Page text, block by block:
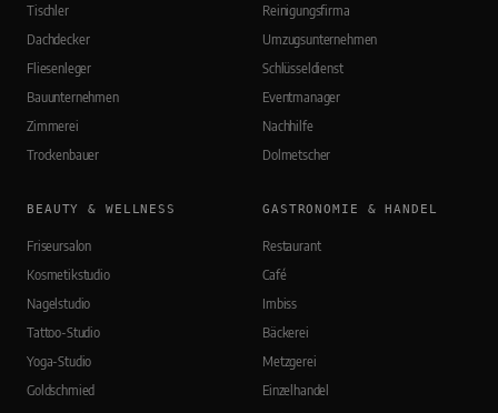
Tischler
Dachdecker
Fliesenleger
Bauunternehmen
Zimmerei
Trockenbauer
Reinigungsfirma
Umzugsunternehmen
Schlüsseldienst
Eventmanager
Nachhilfe
Dolmetscher
BEAUTY & WELLNESS
Friseursalon
Kosmetikstudio
Nagelstudio
Tattoo-Studio
Yoga-Studio
Goldschmied
GASTRONOMIE & HANDEL
Restaurant
Café
Imbiss
Bäckerei
Metzgerei
Einzelhandel